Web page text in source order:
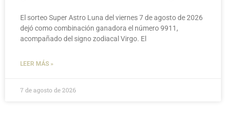
El sorteo Super Astro Luna del viernes 7 de agosto de 2026
dejó como combinación ganadora el número 9911,
acompañado del signo zodiacal Virgo. El
LEER MÁS »
7 de agosto de 2026